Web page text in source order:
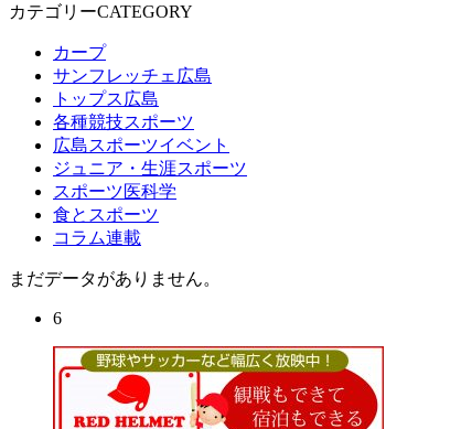
カテゴリーCATEGORY
カープ
サンフレッチェ広島
トップス広島
各種競技スポーツ
広島スポーツイベント
ジュニア・生涯スポーツ
スポーツ医科学
食とスポーツ
コラム連載
まだデータがありません。
6